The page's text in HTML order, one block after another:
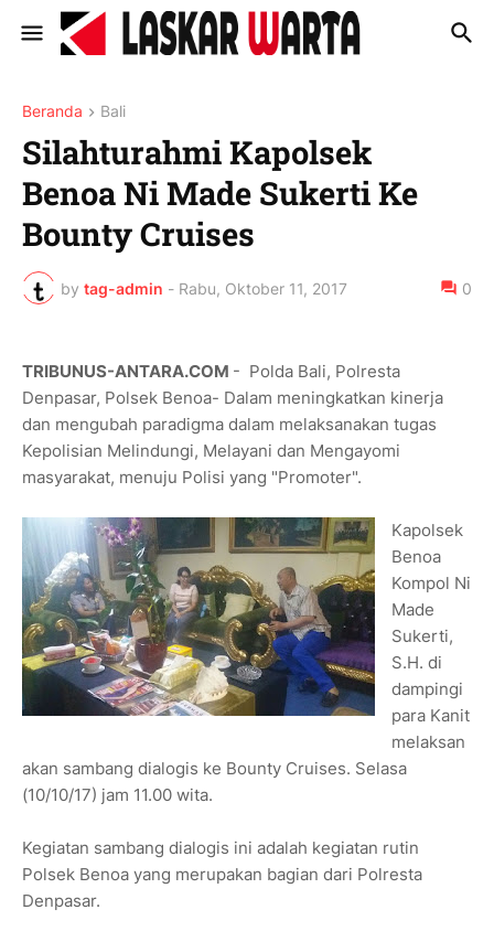
Beranda Bali
Silahturahmi Kapolsek
Benoa Ni Made Sukerti Ke
Bounty Cruises
by tag-admin - Rabu, Oktober 11, 2017 0
TRIBUNUS-ANTARA.COM - Polda Bali, Polresta
Denpasar, Polsek Benoa- Dalam meningkatkan kinerja
dan mengubah paradigma dalam melaksanakan tugas
Kepolisian Melindungi, Melayani dan Mengayomi
masyarakat, menuju Polisi yang "Promoter".
Kapolsek
Benoa
Kompol Ni
Made
Sukerti,
S.H. di
dampingi
para Kanit
melaksan
akan sambang dialogis ke Bounty Cruises. Selasa
(10/10/17) jam 11.00 wita.
Kegiatan sambang dialogis ini adalah kegiatan rutin
Polsek Benoa yang merupakan bagian dari Polresta
Denpasar.